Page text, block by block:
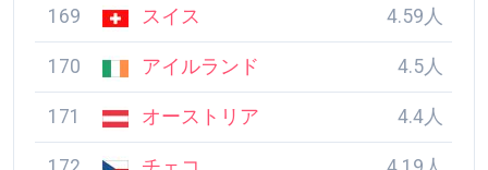
166 アイスランド 4.9人
167 サモア 4.69人
168 イタリア 4.59人